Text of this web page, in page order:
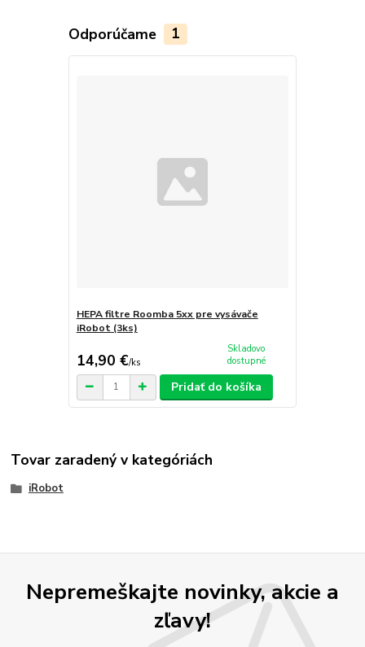
Odporúčame 1
HEPA filtre Roomba 5xx pre vysávače
iRobot (3ks)
14,90 €/ks
Skladovo
dostupné
Pridať do košíka
Tovar zaradený v kategóriách
iRobot
Nepremeškajte novinky, akcie a
zľavy!